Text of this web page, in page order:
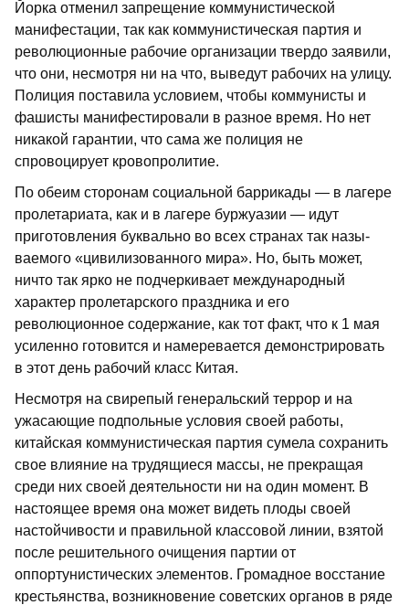
Йор­ка отменил запрещение коммунистической
манифестации, так как коммунистическая партия и
революционные рабочие орга­низации твердо заявили,
что они, несмот­ря ни на что, выведут рабочих на улицу.
Полиция поставила условием, чтобы ком­мунисты и
фашисты манифестировали в разное время. Но нет
никакой гарантии, что сама же полиция не
спровоцирует кровопролитие.
По обеим сторонам социальной барри­кады — в лагере
пролетариата, как и в лагере буржуазии — идут
приготовле­ния буквально во всех странах так назы­
ваемого «цивилизованного мира». Но, быть может,
ничто так ярко не подчерки­вает международный
характер пролетар­ского праздника и его
революционное со­держание, как тот факт, что к 1 мая
уси­ленно готовится и намеревается демонст­рировать
в этот день рабочий класс Ки­тая.
Несмотря на свирепый генеральский террор и на
ужасающие подпольные ус­ловия своей работы,
китайская коммуни­стическая партия сумела сохранить
свое влияние на трудящиеся массы, не прекра­щая
среди них своей деятельности ни на один момент. В
настоящее время она может видеть плоды своей
настойчиво­сти и правильной классовой линии, взя­той
после решительного очищения партии от
оппортунистических элементов. Гро­мадное восстание
крестьянства, возникно­вение советских органов в ряде